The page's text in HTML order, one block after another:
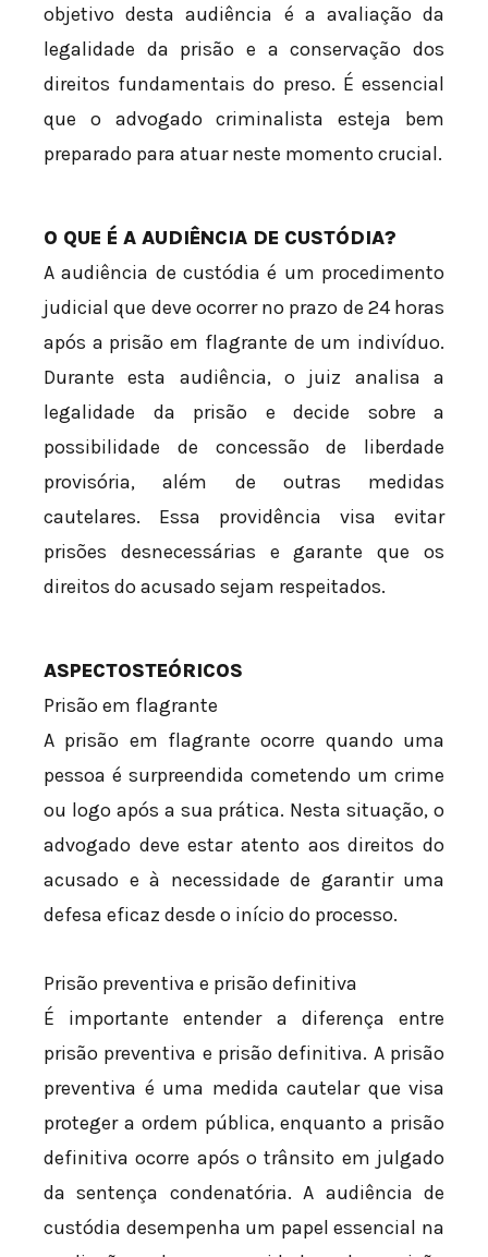
objetivo desta audiência é a avaliação da
legalidade da prisão e a conservação dos
direitos fundamentais do preso. É essencial
que o advogado criminalista esteja bem
preparado para atuar neste momento crucial.
O QUE É A AUDIÊNCIA DE CUSTÓDIA?
A audiência de custódia é um procedimento
judicial que deve ocorrer no prazo de 24 horas
após a prisão em flagrante de um indivíduo.
Durante esta audiência, o juiz analisa a
legalidade da prisão e decide sobre a
possibilidade de concessão de liberdade
provisória, além de outras medidas
cautelares. Essa providência visa evitar
prisões desnecessárias e garante que os
direitos do acusado sejam respeitados.
ASPECTOSTEÓRICOS
Prisão em flagrante
A prisão em flagrante ocorre quando uma
pessoa é surpreendida cometendo um crime
ou logo após a sua prática. Nesta situação, o
advogado deve estar atento aos direitos do
acusado e à necessidade de garantir uma
defesa eficaz desde o início do processo.
Prisão preventiva e prisão definitiva
É importante entender a diferença entre
prisão preventiva e prisão definitiva. A prisão
preventiva é uma medida cautelar que visa
proteger a ordem pública, enquanto a prisão
definitiva ocorre após o trânsito em julgado
da sentença condenatória. A audiência de
custódia desempenha um papel essencial na